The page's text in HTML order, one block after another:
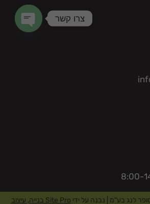
לנג בע"מ | נבנה על ידי
Site Pro בנייה, עיצוב
צרו קשר